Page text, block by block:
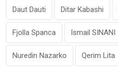
Daut Dauti Ditar Kabashi
Fjolla Spanca Ismail SINANI
Nuredin Nazarko Qerim Lita